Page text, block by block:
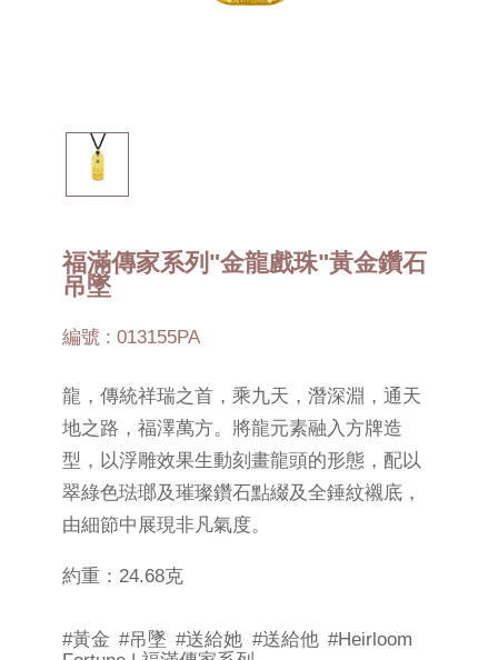
福滿傳家系列"金龍戲珠"黃金鑽石
吊墜
編號 : 013155PA
龍，傳統祥瑞之首，乘九天，潛深淵，通天
地之路，福澤萬方。將龍元素融入方牌造
型，以浮雕效果生動刻畫龍頭的形態，配以
翠綠色琺瑯及璀璨鑽石點綴及全錘紋襯底，
由細節中展現非凡氣度。
約重：24.68克
#黃金 #吊墜 #送給她 #送給他 #Heirloom